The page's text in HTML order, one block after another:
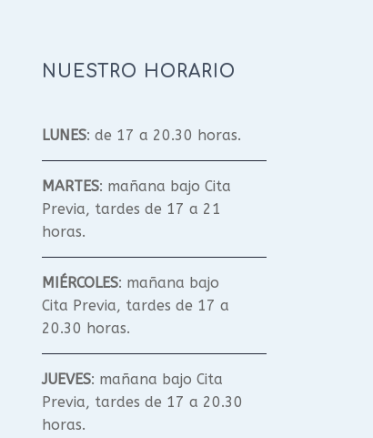
NUESTRO HORARIO
LUNES: de 17 a 20.30 horas.
MARTES: mañana bajo Cita
Previa, tardes de 17 a 21
horas.
MIÉRCOLES: mañana bajo
Cita Previa, tardes de 17 a
20.30 horas.
JUEVES: mañana bajo Cita
Previa, tardes de 17 a 20.30
horas.